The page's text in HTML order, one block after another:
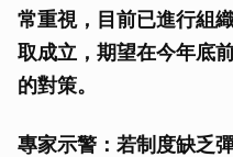
常重視，目前已進行組
取成立，期望在今年底
的對策。
專家示警：若制度缺乏